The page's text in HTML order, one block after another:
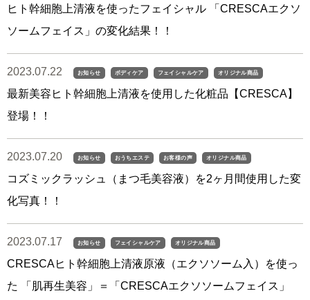
ヒト幹細胞上清液を使ったフェイシャル 「CRESCAエクソ
ソームフェイス」の変化結果！！
2023.07.22 お知らせ ボディケア フェイシャルケア オリジナル商品
最新美容ヒト幹細胞上清液を使用した化粧品【CRESCA】
登場！！
2023.07.20 お知らせ おうちエステ お客様の声 オリジナル商品
コズミックラッシュ（まつ毛美容液）を2ヶ月間使用した変
化写真！！
2023.07.17 お知らせ フェイシャルケア オリジナル商品
CRESCAヒト幹細胞上清液原液（エクソソーム入）を使っ
た 「肌再生美容」＝「CRESCAエクソソームフェイス」